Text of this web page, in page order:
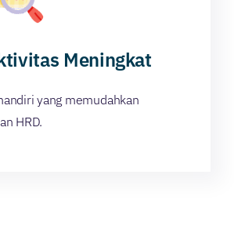
Meningkat
yang memudahkan
HRD.